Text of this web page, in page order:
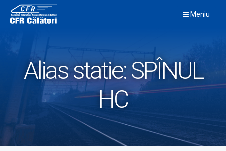
content
Meniu
Alias statie:SPÎNUL
HC